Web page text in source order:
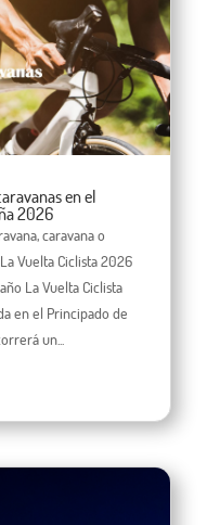
en el
2026
caravana o
Vuelta Ciclista 2026
La Vuelta Ciclista
en el Principado de
un...